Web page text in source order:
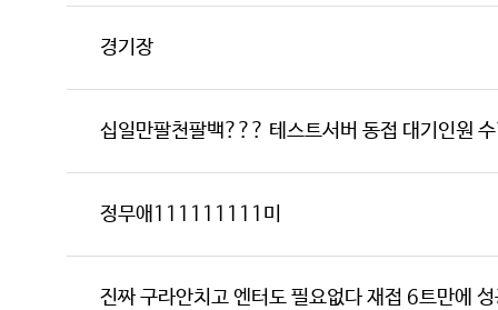
경기장
십일만팔천팔백??? 테스트서버 동접 대기인원
정무애111111111미
진짜 구라안치고 엔터도 필요없다 재접 6트만에